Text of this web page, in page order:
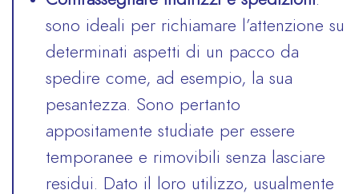
sono ideali per richiamare l’attenzione su
determinati aspetti di un pacco da
spedire come, ad esempio, la sua
pesantezza. Sono pertanto
appositamente studiate per essere
temporanee e rimovibili senza lasciare
residui. Dato il loro utilizzo, usualmente